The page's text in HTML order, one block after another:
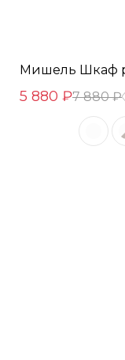
Мишель Шкаф
5 880 ₽7 880 ₽